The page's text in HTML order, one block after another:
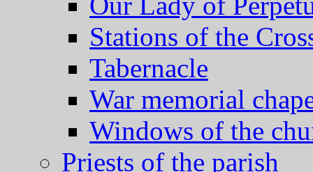
Stations of the
Tabernacle
War memorial
Windows of the
Priests of the parish